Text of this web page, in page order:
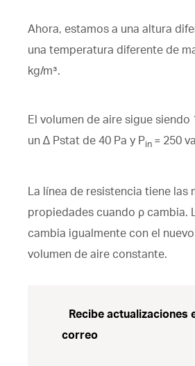
Ahora, estamos a una altura
una temperatura diferente de
kg/m³.
El volumen de aire sigue siendo
un ∆ Pstat de 40 Pa y Pin = 250
La línea de resistencia tiene las
propiedades cuando ρ cambia.
cambia igualmente con el
volumen de aire constante.
Recibe actualizaciones
correo